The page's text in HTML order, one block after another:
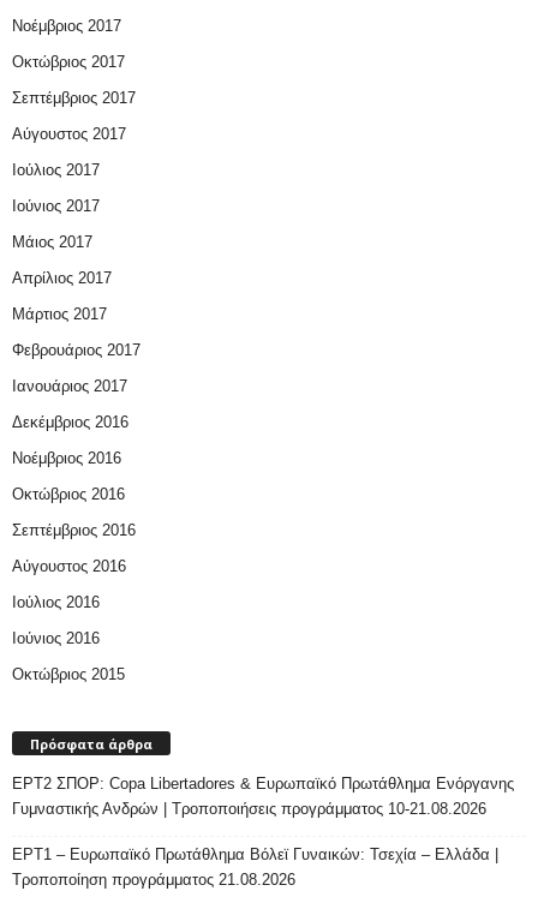
Νοέμβριος 2017
Οκτώβριος 2017
Σεπτέμβριος 2017
Αύγουστος 2017
Ιούλιος 2017
Ιούνιος 2017
Μάιος 2017
Απρίλιος 2017
Μάρτιος 2017
Φεβρουάριος 2017
Ιανουάριος 2017
Δεκέμβριος 2016
Νοέμβριος 2016
Οκτώβριος 2016
Σεπτέμβριος 2016
Αύγουστος 2016
Ιούλιος 2016
Ιούνιος 2016
Οκτώβριος 2015
Πρόσφατα άρθρα
ΕΡΤ2 ΣΠΟΡ: Copa Libertadores & Ευρωπαϊκό Πρωτάθλημα Ενόργανης
Γυμναστικής Ανδρών | Τροποποιήσεις προγράμματος 10-21.08.2026
ΕΡΤ1 – Ευρωπαϊκό Πρωτάθλημα Βόλεϊ Γυναικών: Τσεχία – Ελλάδα |
Τροποποίηση προγράμματος 21.08.2026